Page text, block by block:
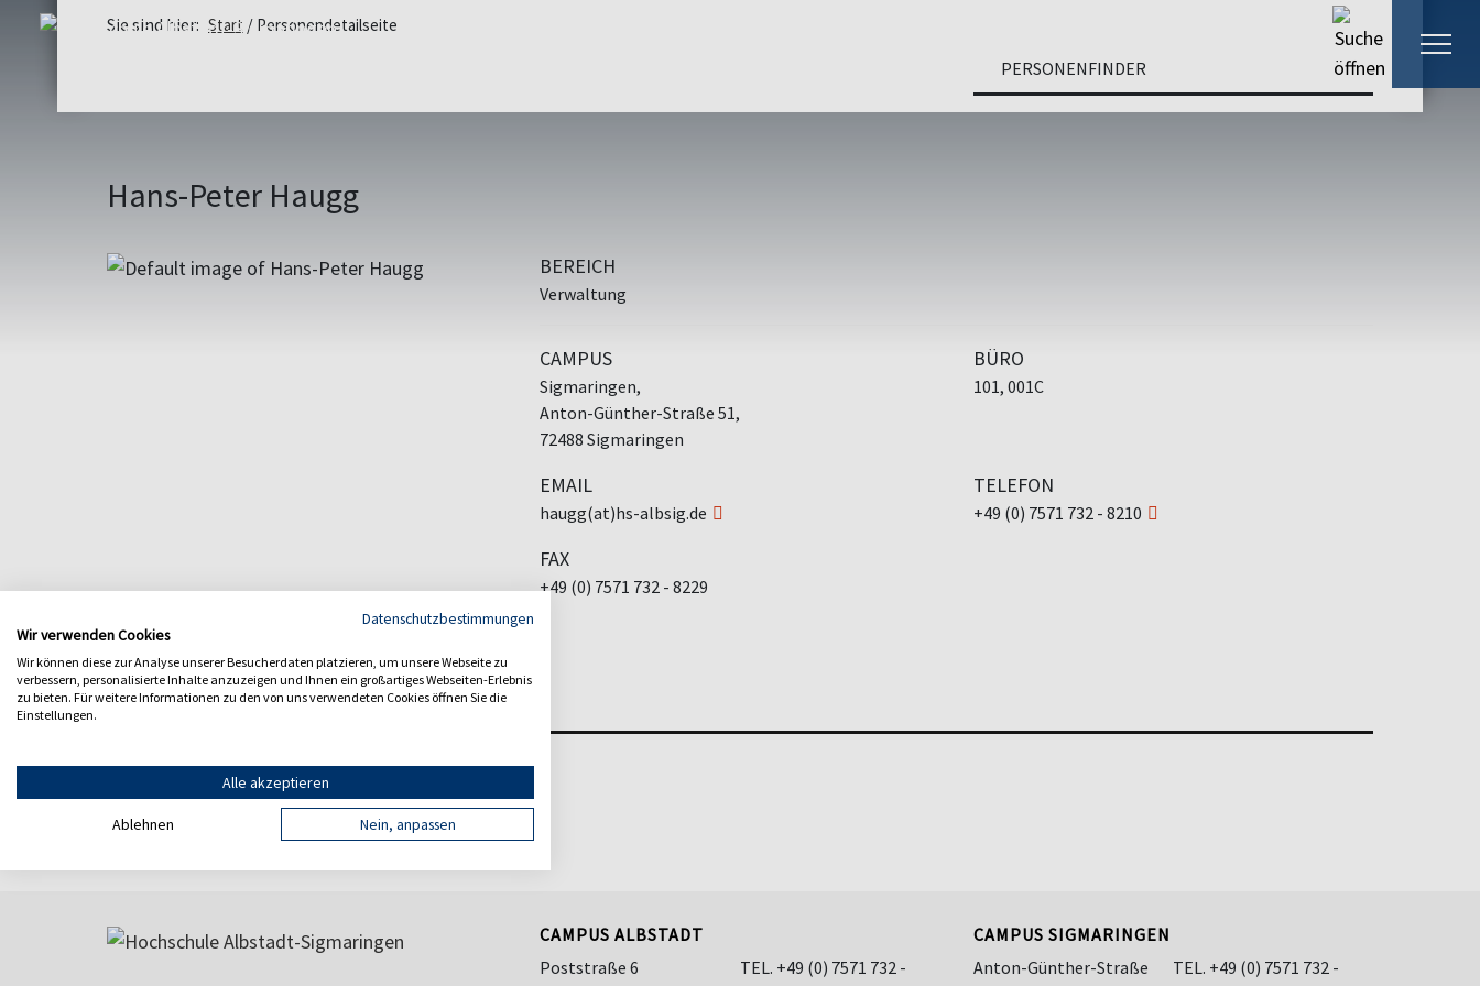
Sie sind hier: Start Personendetailseite
PERSONENFINDER
Hans-Peter Haugg
BEREICH
Verwaltung
CAMPUS
Sigmaringen,
Anton-Günther-Straße 51,
72488 Sigmaringen
BÜRO
101, 001C
EMAIL
haugg(at)hs-albsig.de
TELEFON
+49 (0) 7571 732 - 8210
FAX
+49 (0) 7571 732 - 8229
CAMPUS ALBSTADT
Poststraße 6
TEL. +49 (0) 7571 732 -
CAMPUS SIGMARINGEN
Anton-Günther-Straße
TEL. +49 (0) 7571 732 -
Datenschutzbestimmungen
Wir verwenden Cookies
Wir können diese zur Analyse unserer Besucherdaten platzieren, um unsere Webseite zu
verbessern, personalisierte Inhalte anzuzeigen und Ihnen ein großartiges Webseiten-Erlebnis
zu bieten. Für weitere Informationen zu den von uns verwendeten Cookies öffnen Sie die
Einstellungen.
Alle akzeptieren
Ablehnen Nein, anpassen